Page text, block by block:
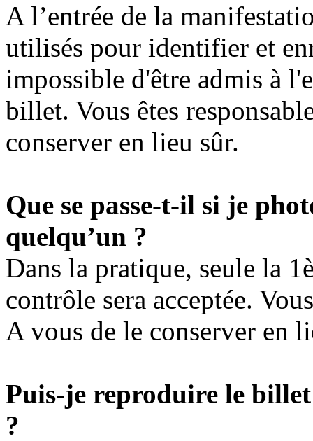
A l’entrée de la
utilisés pour identifier et
impossible d'être admis à
billet. Vous êtes
conserver en lieu sûr.
Que se passe-t-il si je
quelqu’un ?
Dans la pratique, seule la
contrôle sera acceptée.
A vous de le conserver en
Puis-je reproduire le
?